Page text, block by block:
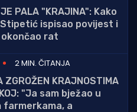
PALA "KRAJINA": Kako
ispisao povijest i
rat
2 MIN. ČITANJA
KRAJNOSTIMA
"Ja sam bježao u
farmerkama, a